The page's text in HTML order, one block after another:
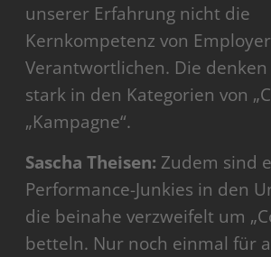
unserer Erfahrung nicht die
Kernkompetenz von
Verantwortlichen. Die
stark in den Kategorien von
„Kampagne“.
Sascha Theisen: Zudem sind
Performance-Junkies in den
die beinahe verzweifelt um
betteln. Nur noch einmal für